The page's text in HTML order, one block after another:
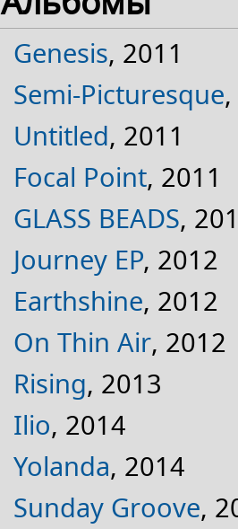
Genesis, 2011
Semi-Picturesque
Untitled, 2011
Focal Point, 2011
GLASS BEADS,
Journey EP, 2012
Earthshine, 2012
On Thin Air, 2012
Rising, 2013
Ilio, 2014
Yolanda, 2014
Sunday Groove,